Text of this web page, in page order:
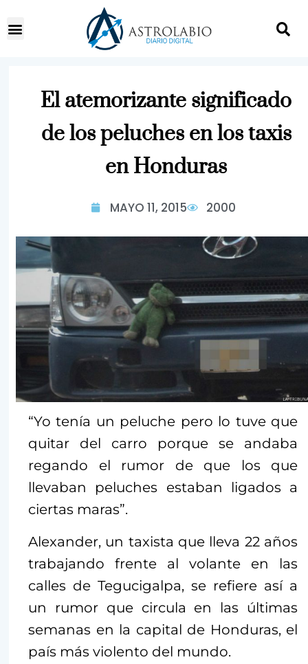
El atemorizante significado
de los peluches en los taxis
en Honduras
MAYO 11, 2015 2000
“Yo tenía un peluche pero lo tuve que
quitar del carro porque se andaba
regando el rumor de que los que
llevaban peluches estaban ligados a
ciertas maras”.
Alexander, un taxista que lleva 22 años
trabajando frente al volante en las
calles de Tegucigalpa, se refiere así a
un rumor que circula en las últimas
semanas en la capital de Honduras, el
país más violento del mundo.